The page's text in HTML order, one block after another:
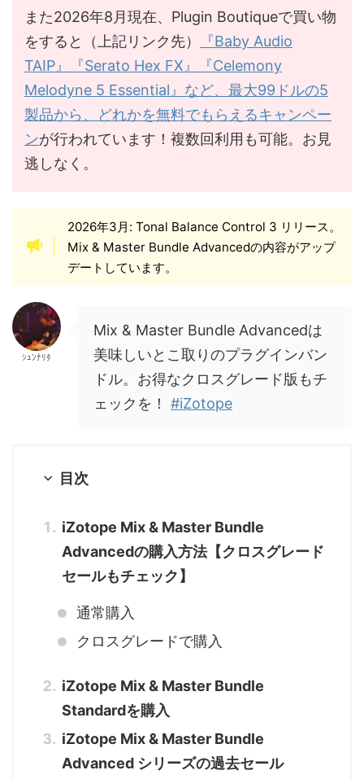
また2026年8月現在、Plugin Boutiqueで買い物
をすると（上記リンク先）
『Baby Audio
TAIP』『Serato Hex FX』『Celemony
Melodyne 5 Essential』など、最大99ドルの5
製品から、どれかを無料でもらえるキャンペー
ンが行われています！複数回利用も可能。お見
逃しなく。
2026年3月: Tonal Balance Control 3 リリース。
Mix & Master Bundle Advancedの内容がアップ
デートしています。
ｼｭﾝﾅﾘﾀ
Mix & Master Bundle Advancedは
美味しいとこ取りのプラグインバン
ドル。お得なクロスグレード版もチ
ェックを！ #iZotope
目次
iZotope Mix & Master Bundle
Advancedの購入方法【クロスグレード
セールもチェック】
通常購入
クロスグレードで購入
iZotope Mix & Master Bundle
Standardを購入
iZotope Mix & Master Bundle
Advanced シリーズの過去セール